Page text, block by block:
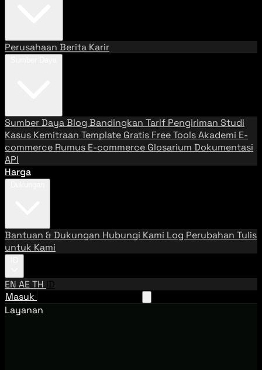
Perusahaan Berita Karir
Sumber DayaBlog Bandingkan Tarif Pengiriman Studi
Kasus Kemitraan Template Gratis Free ToolsAkademi E-
commerce Rumus E-commerce Glosarium Dokumentasi
API
Harga
Bantuan & Dukungan Hubungi Kami Log Perubahan Tulis
untuk Kami
EN AETH ID
Masuk
Layanan